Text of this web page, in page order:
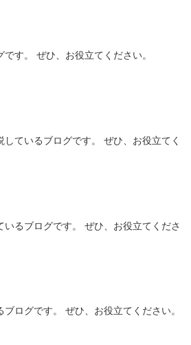
す。 ぜひ、お役立てください。
ているブログです。 ぜひ、お役立てく
るブログです。 ぜひ、お役立てくださ
ログです。 ぜひ、お役立てください。